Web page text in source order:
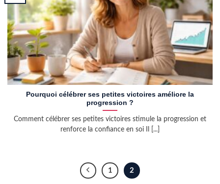
Pourquoi célébrer ses petites victoires améliore la
progression ?
Comment célébrer ses petites victoires stimule la progression et
renforce la confiance en soi Il [...]
1 2